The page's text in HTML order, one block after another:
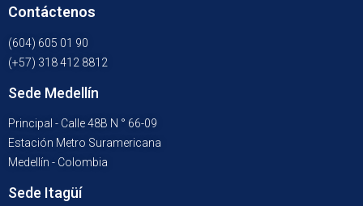
Contáctenos
(604) 605 01 90
(+57) 318 412 8812
Sede Medellín
Principal - Calle 48B N ° 66-09
Estación Metro Suramericana
Medellín - Colombia
Sede Itagüí